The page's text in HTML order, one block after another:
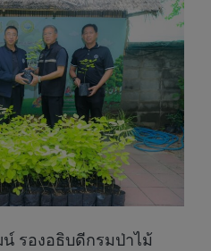
รองอธิบดีกรมป่าไม้